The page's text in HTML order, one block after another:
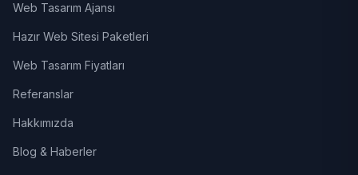
Web Tasarım Ajansı
Hazır Web Sitesi Paketleri
Web Tasarım Fiyatları
Referanslar
Hakkımızda
Blog & Haberler